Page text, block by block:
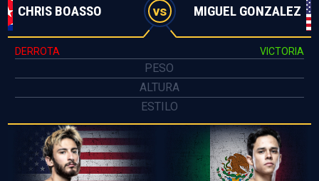
CHRIS BOASSO vs MIGUEL GONZALEZ
DERROTA VICTORIA
PESO
ALTURA
ESTILO